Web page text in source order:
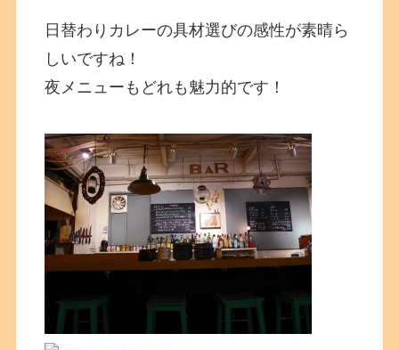
日替わりカレーの具材選びの感性が素晴ら
しいですね！
夜メニューもどれも魅力的です！